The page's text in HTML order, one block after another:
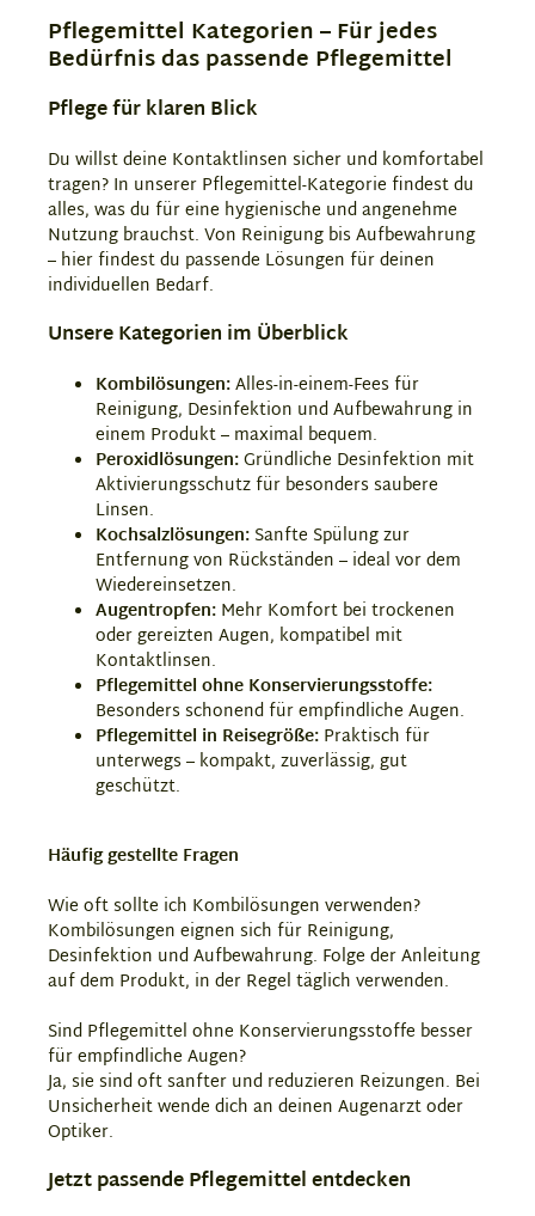
Pflegemittel Kategorien – Für jedes
Bedürfnis das passende Pflegemittel
Pflege für klaren Blick
Du willst deine Kontaktlinsen sicher und komfortabel
tragen? In unserer Pflegemittel-Kategorie findest du
alles, was du für eine hygienische und angenehme
Nutzung brauchst. Von Reinigung bis Aufbewahrung
– hier findest du passende Lösungen für deinen
individuellen Bedarf.
Unsere Kategorien im Überblick
Kombilösungen:Alles-in-einem-Fees für
Reinigung, Desinfektion und Aufbewahrung in
einem Produkt – maximal bequem.
Peroxidlösungen:Gründliche Desinfektion mit
Aktivierungsschutz für besonders saubere
Linsen.
Kochsalzlösungen: Sanfte Spülung zur
Entfernung von Rückständen – ideal vor dem
Wiedereinsetzen.
Augentropfen: Mehr Komfort bei trockenen
oder gereizten Augen, kompatibel mit
Kontaktlinsen.
Pflegemittel ohne Konservierungsstoffe:
Besonders schonend für empfindliche Augen.
Pflegemittel in Reisegröße: Praktisch für
unterwegs – kompakt, zuverlässig, gut
geschützt.
Häufig gestellte Fragen
Wie oft sollte ich Kombilösungen verwenden?
Kombilösungen eignen sich für Reinigung,
Desinfektion und Aufbewahrung. Folge der Anleitung
auf dem Produkt, in der Regel täglich verwenden.
Sind Pflegemittel ohne Konservierungsstoffe besser
für empfindliche Augen?
Ja, sie sind oft sanfter und reduzieren Reizungen. Bei
Unsicherheit wende dich an deinen Augenarzt oder
Optiker.
Jetzt passende Pflegemittel entdecken